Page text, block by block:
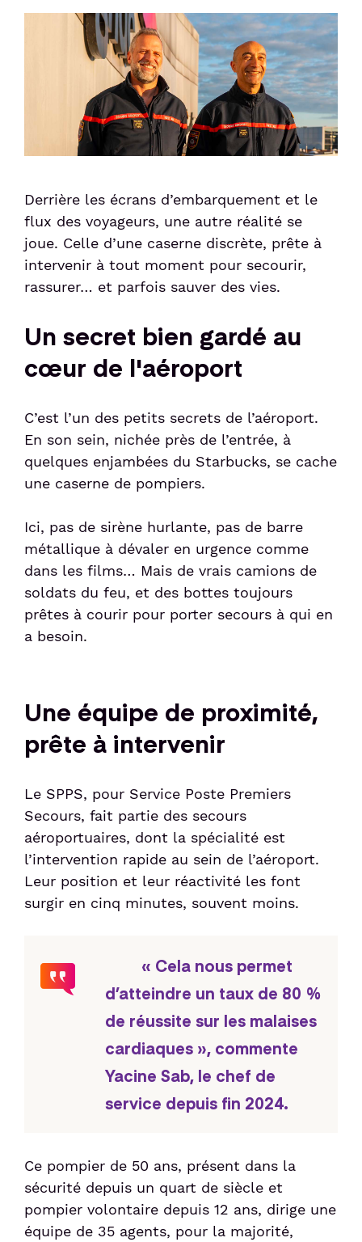
Week-end friendly
Compagnies & Charters
Compagnies aériennes
Vols Charters
Réservez vos billets d'avion
Suivi de commande de billets
Liaisons Bus
Service Voiturier
Location de voitures
Animations culturelles
Détente et divertissement
Hôtel et salle de réunion
Station de recharge électrique
Passer le contrôle sûreté
Passer le contrôles aux frontières
Consigne et expédition d'objets
Bagages perdus et objets trouvés
Douane
Détaxe
Voyager en Famille
Voyageur avec un animal
Meet & Greet
Politique sociale
Politique sociétale
Confiance clients
Derrière les écrans d’embarquement et le
flux des voyageurs, une autre réalité se
joue. Celle d’une caserne discrète, prête à
intervenir à tout moment pour secourir,
rassurer… et parfois sauver des vies.
Un secret bien gardé au
cœur de l'aéroport
C’est l’un des petits secrets de l’aéroport.
En son sein, nichée près de l’entrée, à
quelques enjambées du Starbucks, se cache
une caserne de pompiers.
Ici, pas de sirène hurlante, pas de barre
métallique à dévaler en urgence comme
dans les films… Mais de vrais camions de
soldats du feu, et des bottes toujours
prêtes à courir pour porter secours à qui en
a besoin.
Une équipe de proximité,
prête à intervenir
Le SPPS, pour Service Poste Premiers
Secours, fait partie des secours
aéroportuaires, dont la spécialité est
l’intervention rapide au sein de l’aéroport.
Leur position et leur réactivité les font
surgir en cinq minutes, souvent moins.
« Cela nous permet
d’atteindre un taux de 80 %
de réussite sur les malaises
cardiaques », commente
Yacine Sab, le chef de
service depuis fin 2024.
Ce pompier de 50 ans, présent dans la
sécurité depuis un quart de siècle et
pompier volontaire depuis 12 ans, dirige une
équipe de 35 agents, pour la majorité,